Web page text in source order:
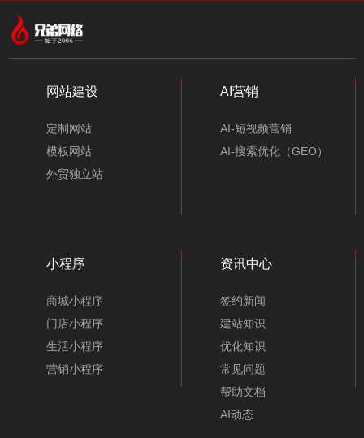
环保企业网站模板-A10179-1
网站建设
定制网站
模板网站
外贸独立站
AI营销
AI-短视频营销
AI-搜索优化（GEO）
小程序
商城小程序
门店小程序
生活小程序
营销小程序
资讯中心
签约新闻
建站知识
优化知识
常见问题
帮助文档
AI动态